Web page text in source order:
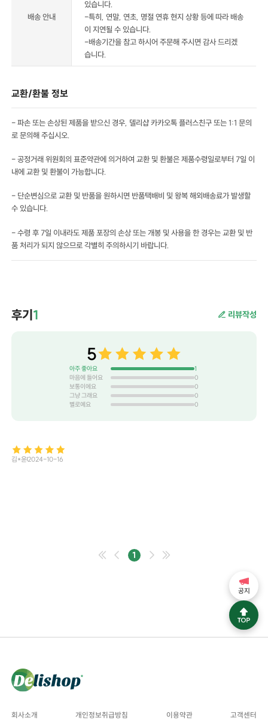
배송 안내
있습니다.
-특히, 연말, 연초, 명절 연휴 현지 상황 등에 따라 배송
이 지연될 수 있습니다.
-배송기간을 참고 하시어 주문해 주시면 감사 드리겠
습니다.
교환/환불 정보
- 파손 또는 손상된 제품을 받으신 경우, 델리샵 카카오톡 플러스친구 또는 1:1 문의
로 문의해 주십시오.
- 공정거래 위원회의 표준약관에 의거하여 교환 및 환불은 제품수령일로부터 7일 이
내에 교환 및 환불이 가능합니다.
- 단순변심으로 교환 및 반품을 원하시면 반품택배비 및 왕복 해외배송료가 발생할
수 있습니다.
- 수령 후 7일 이내라도 제품 포장의 손상 또는 개봉 및 사용을 한 경우는 교환 및 반
품 처리가 되지 않으므로 각별히 주의하시기 바랍니다.
후기1 리뷰작성
5
아주 좋아요
1
마음에 들어요
0
보통이에요
0
그냥 그래요
0
별로예요
0
김*윤2024-10-16
1
회사소개 개인정보취급방침 이용약관 고객센터
공지